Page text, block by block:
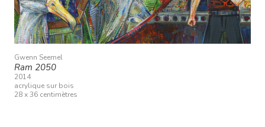
Gwenn Seemel
Ram 2050
2014
acrylique sur bois
28 x 36 centimètres